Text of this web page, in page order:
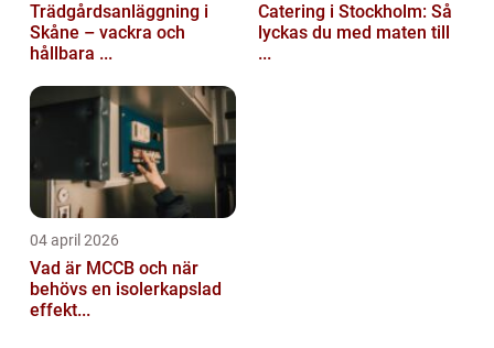
Trädgårdsanläggning i
Skåne – vackra och
hållbara ...
Catering i Stockholm: Så
lyckas du med maten till
...
04 april 2026
Vad är MCCB och när
behövs en isolerkapslad
effekt...